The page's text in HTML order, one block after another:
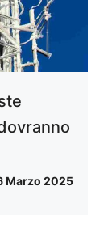
Marzo 2025